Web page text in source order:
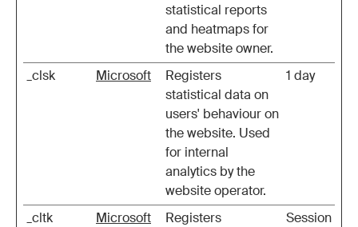
statistical reports
and heatmaps for
the website owner.
_clsk Microsoft
Registers
statistical data on
users' behaviour on
the website. Used
for internal
analytics by the
website operator.
1 day
_cltk Microsoft
Registers
Session